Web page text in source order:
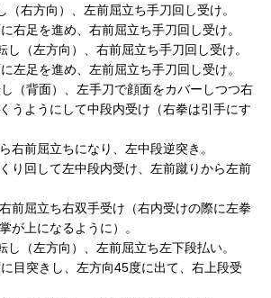
（右方向）、左前屈立ち手刀回し受け。
右足を進め、右前屈立ち手刀回し受け。
し（左方向）、右前屈立ち手刀回し受け。
左足を進め、左前屈立ち手刀回し受け。
し（背面）、左手刀で顔面をカバーしつつ右
うようにして中段内受け（右拳は引手にす
右前屈立ちになり、左中段逆突き。
り回して左中段内受け、左前蹴りから左前
前屈立ち右双手受け（右内受けの際に左拳
が上になるように）。
し（左方向）、左前屈立ち左下段払い。
に目突きし、左方向45度に出て、右上段受